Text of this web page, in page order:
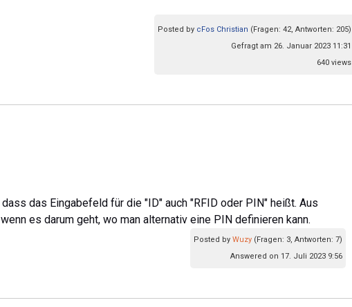
Posted by cFos Christian (Fragen: 42, Antworten: 205)
Gefragt am 26. Januar 2023 11:31
640 views
das Eingabefeld für die "ID" auch "RFID oder PIN" heißt. Aus
es darum geht, wo man alternativ eine PIN definieren kann.
Posted by Wuzy (Fragen: 3, Antworten: 7)
Answered on 17. Juli 2023 9:56